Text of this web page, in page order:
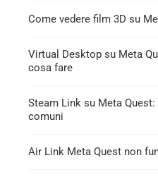
Come vedere film 3D su
Virtual Desktop su Meta
cosa fare
Steam Link su Meta
comuni
Air Link Meta Quest non